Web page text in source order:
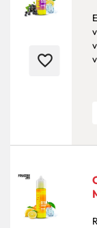
favorite_border